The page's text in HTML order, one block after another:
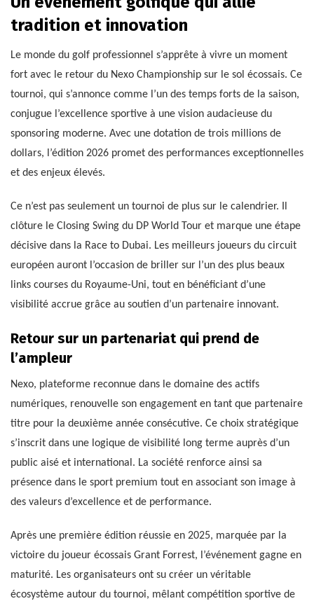
tradition et innovation
Le monde du golf professionnel s’apprête à vivre un moment
fort avec le retour du Nexo Championship sur le sol écossais. Ce
tournoi, qui s’annonce comme l’un des temps forts de la saison,
conjugue l’excellence sportive à une vision audacieuse du
sponsoring moderne. Avec une dotation de trois millions de
dollars, l’édition 2026 promet des performances exceptionnelles
et des enjeux élevés.
Ce n’est pas seulement un tournoi de plus sur le calendrier. Il
clôture le Closing Swing du DP World Tour et marque une étape
décisive dans la Race to Dubai. Les meilleurs joueurs du circuit
européen auront l’occasion de briller sur l’un des plus beaux
links courses du Royaume-Uni, tout en bénéficiant d’une
visibilité accrue grâce au soutien d’un partenaire innovant.
Retour sur un partenariat qui prend de
l’ampleur
Nexo, plateforme reconnue dans le domaine des actifs
numériques, renouvelle son engagement en tant que partenaire
titre pour la deuxième année consécutive. Ce choix stratégique
s’inscrit dans une logique de visibilité long terme auprès d’un
public aisé et international. La société renforce ainsi sa
présence dans le sport premium tout en associant son image à
des valeurs d’excellence et de performance.
Après une première édition réussie en 2025, marquée par la
victoire du joueur écossais Grant Forrest, l’événement gagne en
maturité. Les organisateurs ont su créer un véritable
écosystème autour du tournoi, mêlant compétition sportive de